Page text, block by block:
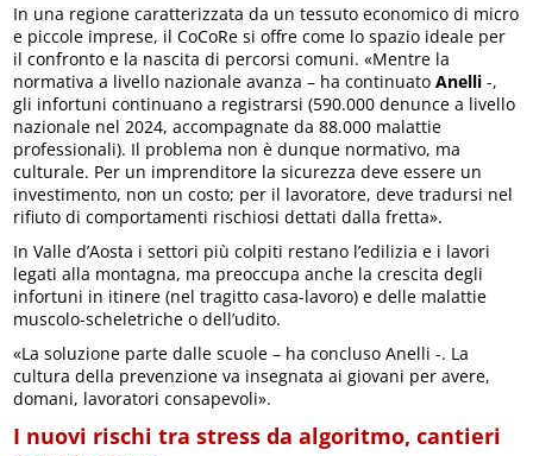
In una regione caratterizzata da un tessuto economico di micro
e piccole imprese, il CoCoRe si offre come lo spazio ideale per
il confronto e la nascita di percorsi comuni. «Mentre la
normativa a livello nazionale avanza – ha continuatoAnelli -,
gli infortuni continuano a registrarsi (590.000 denunce a livello
nazionale nel 2024, accompagnate da 88.000 malattie
professionali). Il problema non è dunque normativo, ma
culturale. Per un imprenditore la sicurezza deve essere un
investimento, non un costo; per il lavoratore, deve tradursi nel
rifiuto di comportamenti rischiosi dettati dalla fretta».
In Valle d’Aosta i settori più colpiti restano l’edilizia e i lavori
legati alla montagna, ma preoccupa anche la crescita degli
infortuni in itinere (nel tragitto casa-lavoro) e delle malattie
muscolo-scheletriche o dell’udito.
«La soluzione parte dalle scuole – ha concluso Anelli -. La
cultura della prevenzione va insegnata ai giovani per avere,
domani, lavoratori consapevoli».
I nuovi rischi tra stress da algoritmo, cantieri